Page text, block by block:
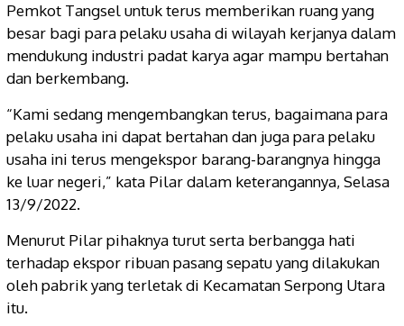
Pemkot Tangsel untuk terus memberikan ruang yang
besar bagi para pelaku usaha di wilayah kerjanya dalam
mendukung industri padat karya agar mampu bertahan
dan berkembang.
“Kami sedang mengembangkan terus, bagaimana para
pelaku usaha ini dapat bertahan dan juga para pelaku
usaha ini terus mengekspor barang-barangnya hingga
ke luar negeri,” kata Pilar dalam keterangannya, Selasa
13/9/2022.
Menurut Pilar pihaknya turut serta berbangga hati
terhadap ekspor ribuan pasang sepatu yang dilakukan
oleh pabrik yang terletak di Kecamatan Serpong Utara
itu.